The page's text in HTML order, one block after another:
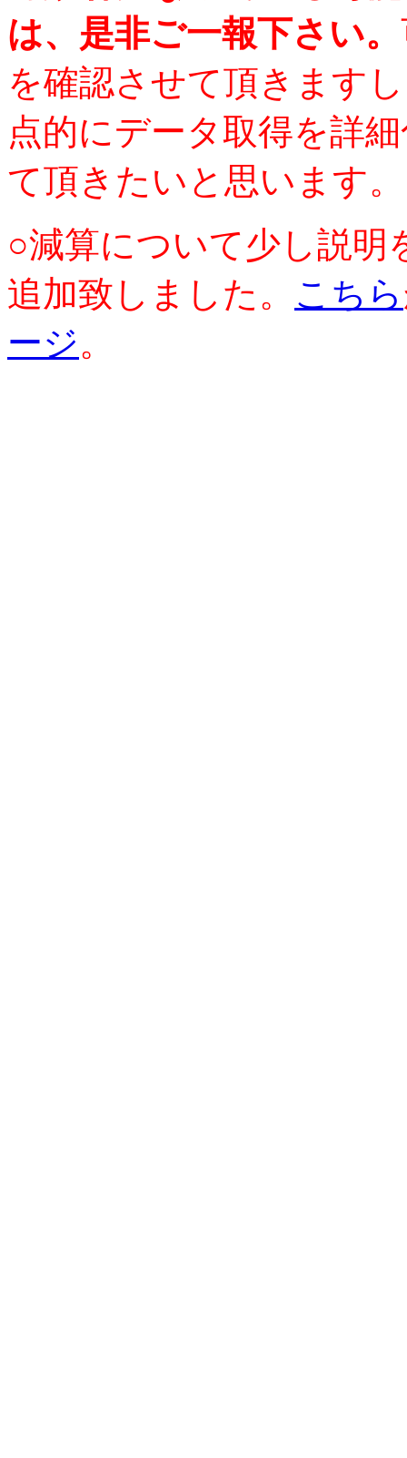
は、是非ご一報下さい。
を確認させて頂きます
点的にデータ取得を詳
て頂きたいと思います。
○減算について少し説明
追加致しました。 こちら
ージ。